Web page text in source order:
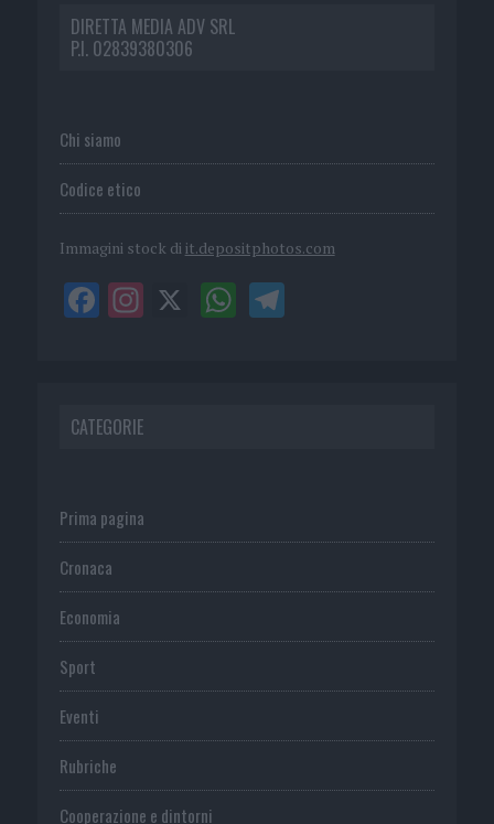
DIRETTA MEDIA ADV SRL
P.I. 02839380306
Chi siamo
Codice etico
Immagini stock di it.depositphotos.com
CATEGORIE
Prima pagina
Cronaca
Economia
Sport
Eventi
Rubriche
Cooperazione e dintorni